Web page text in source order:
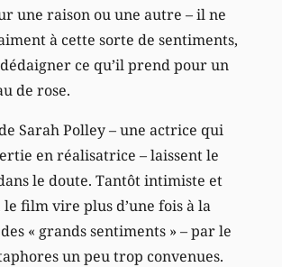
une raison ou une autre – il ne
à cette sorte de sentiments,
ce qu’il prend pour un
de rose.
Sarah Polley – une actrice qui
en réalisatrice – laissent le
le doute. Tantôt intimiste et
film vire plus d’une fois à la
« grands sentiments » – par le
un peu trop convenues.